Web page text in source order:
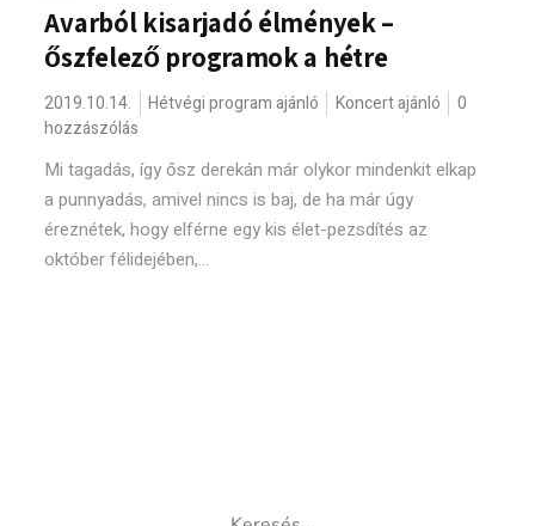
Avarból kisarjadó élmények –
őszfelező programok a hétre
2019.10.14. Hétvégi program ajánló Koncert ajánló
0
hozzászólás
Mi tagadás, így ősz derekán már olykor mindenkit elkap
a punnyadás, amivel nincs is baj, de ha már úgy
éreznétek, hogy elférne egy kis élet-pezsdítés az
október félidejében,...